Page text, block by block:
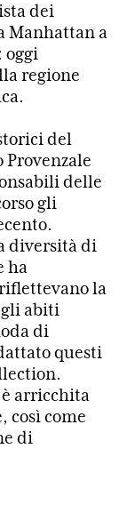
dei
Manhattan a
oggi
regione
del
Provenzale
delle
gli
diversità di
ha
la
gli abiti
di
questi
arricchita
così come
di